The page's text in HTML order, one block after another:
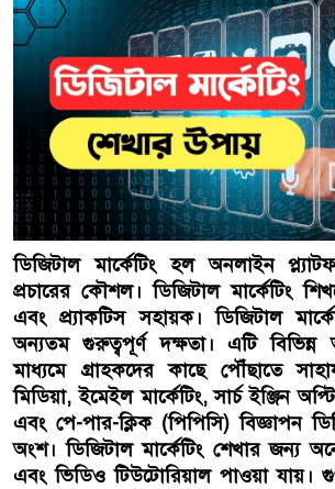
ডিজিটাল মার্কেটিং হল অনলাইন
প্রচারের কৌশল। ডিজিটাল মার্কেটিং
এবং প্র্যাকটিস সহায়ক। ডিজিটাল
অন্যতম গুরুত্বপূর্ণ দক্ষতা। এটি বিভিন্ন
মাধ্যমে গ্রাহকদের কাছে পৌঁছাতে
মিডিয়া, ইমেইল মার্কেটিং, সার্চ ইঞ্জিন
এবং পে-পার-ক্লিক (পিপিসি) বিজ্ঞাপন
অংশ। ডিজিটাল মার্কেটিং শেখার জন্য
এবং ভিডিও টিউটোরিয়াল পাওয়া যায়।